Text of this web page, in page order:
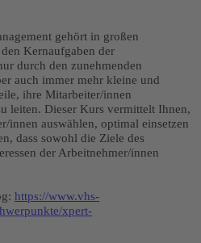
gehört in großen
Kernaufgaben der
durch den zunehmenden
auch immer mehr kleine und
ihre Mitarbeiter/innen
leiten. Dieser Kurs vermittelt Ihnen,
innen auswählen, optimal einsetzen
dass sowohl die Ziele des
der Arbeitnehmer/innen
https://www.vhs-
xpert-